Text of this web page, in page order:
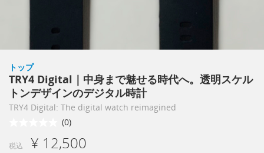
トップ
TRY4 Digital｜中身まで魅せる時代へ。透明スケル
トンデザインのデジタル時計
TRY4 Digital: The digital watch reimagined
(0)
税込 ¥ 12,500